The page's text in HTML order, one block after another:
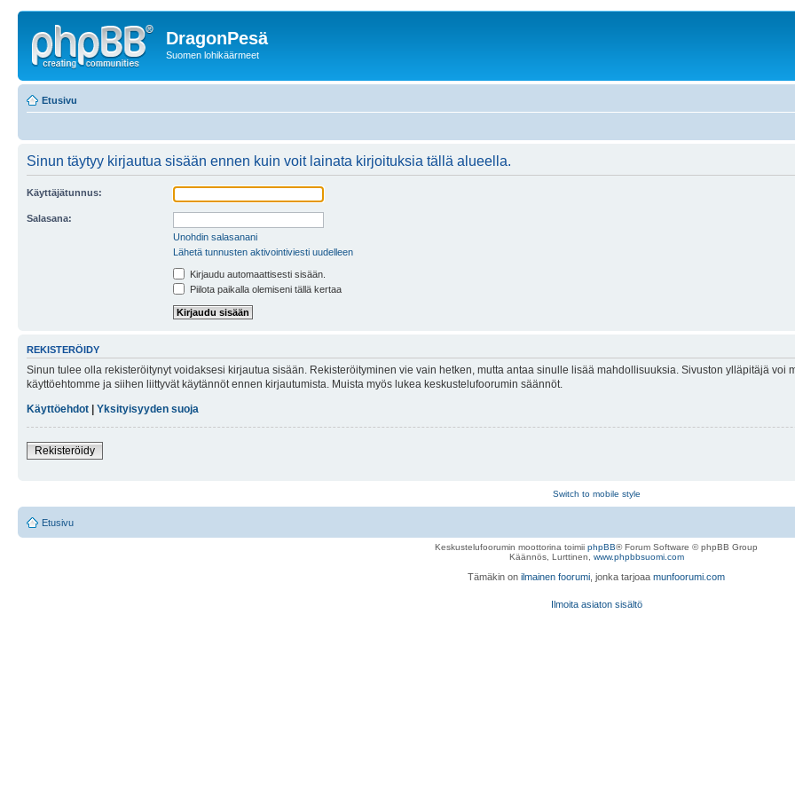
DragonPesä
Suomen lohikäärmeet
Etusivu
Sinun täytyy kirjautua sisään ennen kuin voit lainata kirjoituksia tällä alueella.
Käyttäjätunnus:
Salasana:
Unohdin salasanani
Lähetä tunnusten aktivointiviesti uudelleen
Kirjaudu automaattisesti sisään.
Piilota paikalla olemiseni tällä kertaa
REKISTERÖIDY
Sinun tulee olla rekisteröitynyt voidaksesi kirjautua sisään. Rekisteröityminen vie vain hetken, mutta antaa sinulle lisää mahdollisuuksia. Sivuston ylläpitäjä
käyttöehtomme ja siihen liittyvät käytännöt ennen kirjautumista. Muista myös lukea keskustelufoorumin säännöt.
Käyttöehdot
Yksityisyyden suoja
Rekisteröidy
Switch to mobile style
Etusivu
Keskustelufoorumin moottorina toimii phpBB® Forum Software © phpBB Group
Käännös, Lurttinen, www.phpbbsuomi.com
Tämäkin on ilmainen foorumi , jonka tarjoaa munfoorumi.com
Ilmoita asiaton sisältö